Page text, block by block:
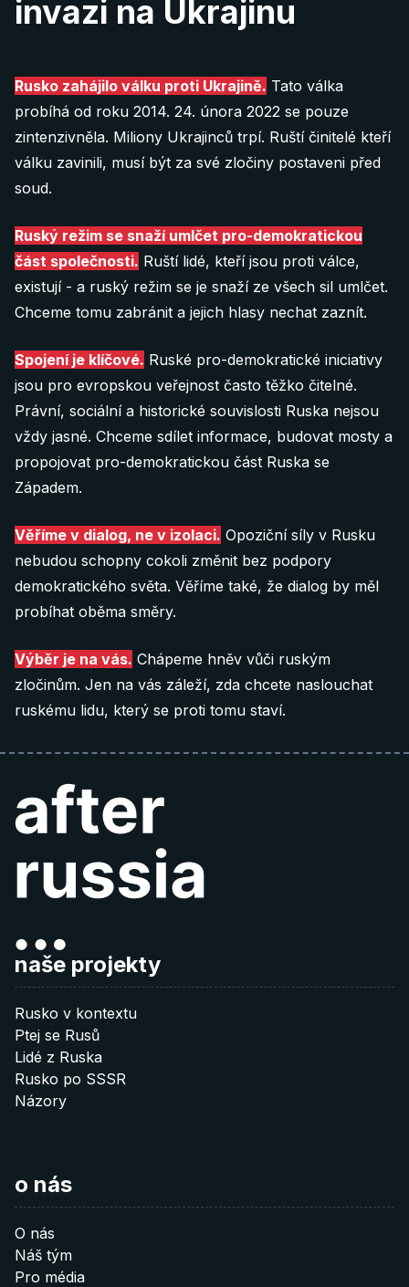
Editor rozhovorů
Fundraisers
Social researchers
Graphic designers
Podívejte se na 11 positions
Je nějaká další oblast ve které byste nám rádi pomohli? Dejte
info@after-russia.org
rád bude spolupracovat na novém obsahu.
Jelikož je náš obsah pod licencí Creative
na vaší platformě (s uvedením autora).
Více info pro média
Vaše zkušenosti pomohou lidem pochopit, jak
Vaše zkušenosti můžeme zveřejnit anonymně.
Vyprávějte svůj příběh
Midjourney nebo Fillout.com) a reklamu.
2702660360/2010, založená je u Fio Banky
(Česká republika). Můžete nám buď poslat peníze
přímo na něj, nebo nascanovat jeden z QR kódů
níže ve vaší bankovní aplikaci:
10 €
Donate 10 €
Donate 20 €
40 €
Donate 40 €
60 €
Donate 60 €
nascanujetepřímo z vaší bankovní aplikace
invazi na Ukrajinu
Rusko zahájilo válku proti Ukrajině. Tato válka
probíhá od roku 2014. 24. února 2022 se pouze
zintenzivněla. Miliony Ukrajinců trpí. Ruští činitelé kteří
válku zavinili, musí být za své zločiny postaveni před
soud.
Ruský režim se snaží umlčet pro-demokratickou
část společnosti. Ruští lidé, kteří jsou proti válce,
existují - a ruský režim se je snaží ze všech sil umlčet.
Chceme tomu zabránit a jejich hlasy nechat zaznít.
Spojení je klíčové. Ruské pro-demokratické iniciativy
jsou pro evropskou veřejnost často těžko čitelné.
Právní, sociální a historické souvislosti Ruska nejsou
vždy jasné. Chceme sdílet informace, budovat mosty a
propojovat pro-demokratickou část Ruska se
Západem.
Věříme v dialog, ne v izolaci. Opoziční síly v Rusku
nebudou schopny cokoli změnit bez podpory
demokratického světa. Věříme také, že dialog by měl
probíhat oběma směry.
Výběr je na vás. Chápeme hněv vůči ruským
zločinům. Jen na vás záleží, zda chcete naslouchat
ruskému lidu, který se proti tomu staví.
naše projekty
Rusko v kontextu
Ptej se Rusů
Lidé z Ruska
Rusko po SSSR
Názory
o nás
O nás
Náš tým
Pro média